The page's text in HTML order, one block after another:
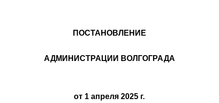
ПОСТАНОВЛЕНИЕ
АДМИНИСТРАЦИИ ВОЛГОГРАДА
от 1 апреля 2025 г.